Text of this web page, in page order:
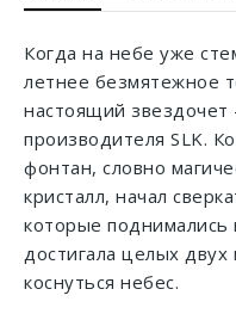
Когда на небе уже
летнее безмятежное
настоящий звездочет
производителя SLK.
фонтан, словно
кристалл, начал
которые
достигала целых
коснуться небес.